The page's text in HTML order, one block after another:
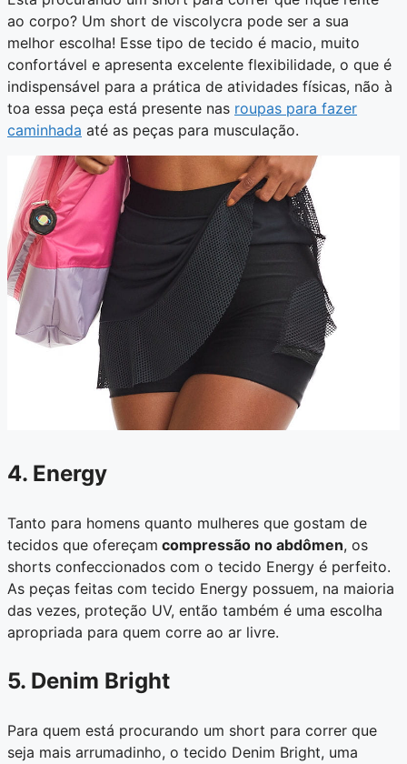
ao corpo? Um short de viscolycra pode ser a sua
melhor escolha! Esse tipo de tecido é macio, muito
confortável e apresenta excelente flexibilidade, o que é
indispensável para a prática de atividades físicas, não à
toa essa peça está presente nas roupas para fazer
caminhada até as peças para musculação.
4. Energy
Tanto para homens quanto mulheres que gostam de
tecidos que ofereçam compressão no abdômen, os
shorts confeccionados com o tecido Energy é perfeito.
As peças feitas com tecido Energy possuem, na maioria
das vezes, proteção UV, então também é uma escolha
apropriada para quem corre ao ar livre.
5. Denim Bright
Para quem está procurando um short para correr que
seja mais arrumadinho, o tecido Denim Bright, uma